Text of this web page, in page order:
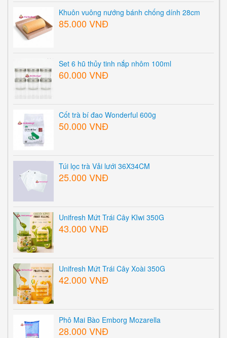
Khuôn vuông nướng bánh chống dính 28cm
85.000 VNĐ
Set 6 hũ thủy tinh nắp nhôm 100ml
60.000 VNĐ
Cốt trà bí đao Wonderful 600g
50.000 VNĐ
Túi lọc trà Vải lưới 36X34CM
25.000 VNĐ
Unifresh Mứt Trái Cây KIwi 350G
43.000 VNĐ
Unifresh Mứt Trái Cây Xoài 350G
42.000 VNĐ
Phô Mai Bào Emborg Mozarella
28.000 VNĐ